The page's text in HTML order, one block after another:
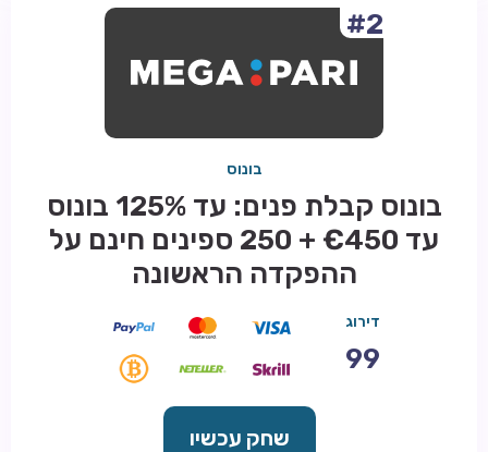
בלוג וחדשות#2
בונוס
בונוס קבלת פנים: עד 125% בונוס
עד €450 + 250 ספינים חינם על
ההפקדה הראשונה
דירוג
99
שחק עכשיו